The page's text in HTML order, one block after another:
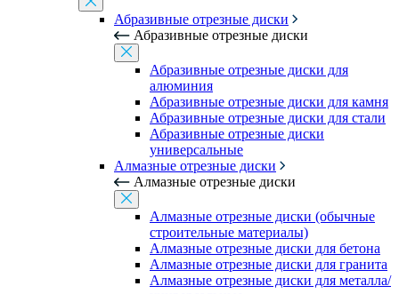
Абразивные отрезные диски
Абразивные отрезные диски
Абразивные отрезные диски для
алюминия
Абразивные отрезные диски для камня
Абразивные отрезные диски для стали
Абразивные отрезные диски
универсальные
Алмазные отрезные диски
Алмазные отрезные диски
Алмазные отрезные диски (обычные
строительные материалы)
Алмазные отрезные диски для бетона
Алмазные отрезные диски для гранита
Алмазные отрезные диски для металла/